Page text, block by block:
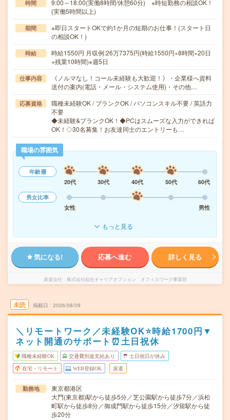
時間
9:00～18:00(実働8時間/休憩60分) ※時短勤務の相談OK！
(実働5時間以上)
期間
※即日スタートOKで約1か月の短期のお仕事！(スタート日
の相談OK！)
時給
時給1550円 月収例:26万7375円(時給1550円×8時間×20日
+残業10時間)※週5日
仕事内容
《ノルマなし！コール未経験も大歓迎！》・企業様へ資料
送付の案内(電話・メール・システム使用)・その他…
応募資格
職種未経験OK / ブランクOK / パソコンスキル不要 / 英語力
不要
◆未経験&ブランクOK！◆PCはスムーズな入力ができれば
OK！◇30名募集！お友達同士のエントリーも…
職場の雰囲気
年齢層
20代
30代 40代 50代
60代
男女比率
女性
男性
もっと見る
気になる! 応募へ進む 詳しく見る
派遣会社 株式会社綜合キャリアオプション オフィスワーク事業部
未読 掲載日 2026/08/09
＼リモートワーク／未経験OK⭐時給1700円▼
ネット開通のサポート⏰土日祝休
職種未経験OK 交通費別途支給あり 土日祝日が休み
在宅・リモート WEB登録OK 派遣
勤務地
東京都港区
大門(東京都)駅から徒歩5分／芝公園駅から徒歩7分／浜松
町駅から徒歩8分／御成門駅から徒歩15分／汐留駅から徒
歩20分